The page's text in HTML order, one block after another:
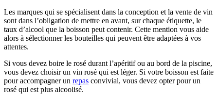
Les marques qui se spécialisent dans la conception et la vente de vin
sont dans l’obligation de mettre en avant, sur chaque étiquette, le
taux d’alcool que la boisson peut contenir. Cette mention vous aide
alors à sélectionner les bouteilles qui peuvent être adaptées à vos
attentes.
Si vous devez boire le rosé durant l’apéritif ou au bord de la piscine,
vous devez choisir un vin rosé qui est léger. Si votre boisson est faite
pour accompagner un repas convivial, vous devez opter pour un
rosé qui est plus alcoolisé.